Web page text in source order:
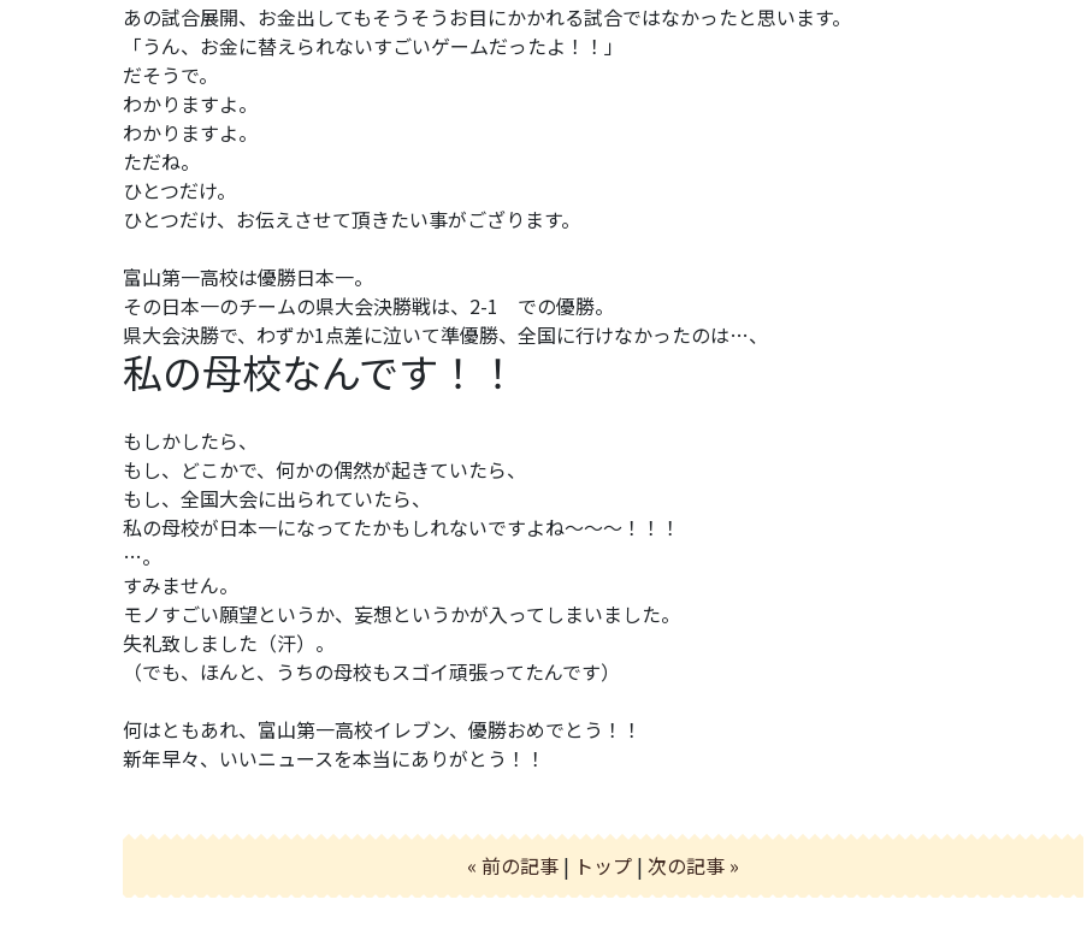
あの試合展開、お金出してもそうそうお目にかかれる試合ではなかったと思います。
「うん、お金に替えられないすごいゲームだったよ！！」
だそうで。
わかりますよ。
わかりますよ。
ただね。
ひとつだけ。
ひとつだけ、お伝えさせて頂きたい事がござります。
富山第一高校は優勝日本一。
その日本一のチームの県大会決勝戦は、2-1 での優勝。
県大会決勝で、わずか1点差に泣いて準優勝、全国に行けなかったのは…、
私の母校なんです！！
もしかしたら、
もし、どこかで、何かの偶然が起きていたら、
もし、全国大会に出られていたら、
私の母校が日本一になってたかもしれないですよね～～～！！！
…。
すみません。
モノすごい願望というか、妄想というかが入ってしまいました。
失礼致しました（汗）。
（でも、ほんと、うちの母校もスゴイ頑張ってたんです）
何はともあれ、富山第一高校イレブン、優勝おめでとう！！
新年早々、いいニュースを本当にありがとう！！
« 前の記事 | トップ | 次の記事 »